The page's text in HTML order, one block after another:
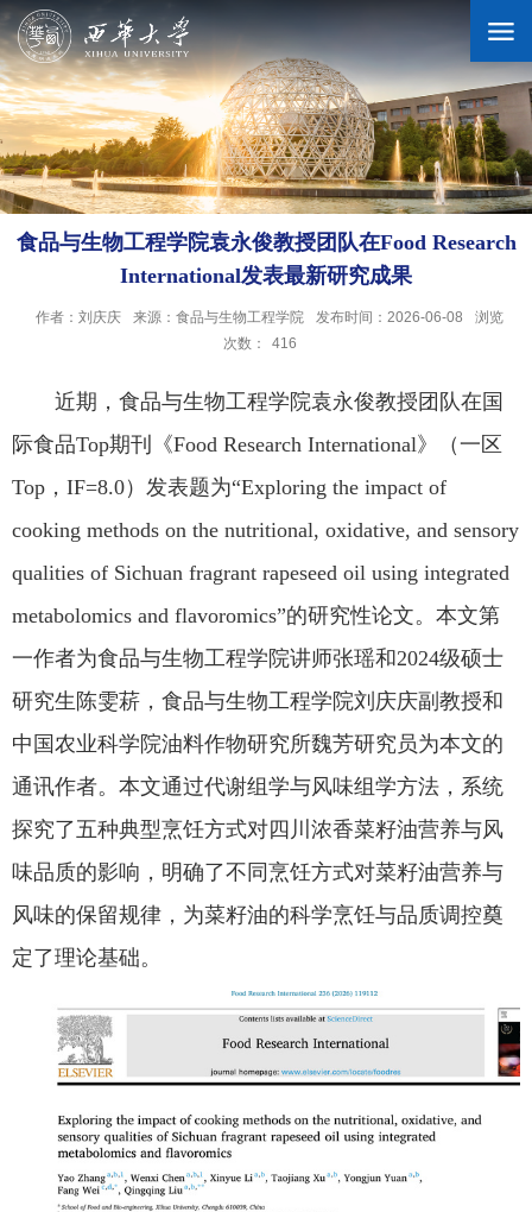
学校概况
机构设置
招生就业
合作交流
学生
教职工
校友
教务系统
办事大厅
食品与生物工程学院袁永俊教授团队在Food Research
International发表最新研究成果
作者：刘庆庆 来源：食品与生物工程学院 发布时间：2026-06-08
浏览
次数：
416
近期，食品与生物工程学院袁永俊教授团队在国
际食品Top期刊《Food Research International》（一区
Top，IF=8.0）发表题为“Exploring the impact of
cooking methods on the nutritional, oxidative, and sensory
qualities of Sichuan fragrant rapeseed oil using integrated
metabolomics and flavoromics”的研究性论文。本文第
一作者为食品与生物工程学院讲师张瑶和2024级硕士
研究生陈雯菥，食品与生物工程学院刘庆庆副教授和
中国农业科学院油料作物研究所魏芳研究员为本文的
通讯作者。本文通过代谢组学与风味组学方法，系统
探究了五种典型烹饪方式对四川浓香菜籽油营养与风
味品质的影响，明确了不同烹饪方式对菜籽油营养与
风味的保留规律，为菜籽油的科学烹饪与品质调控奠
定了理论基础。